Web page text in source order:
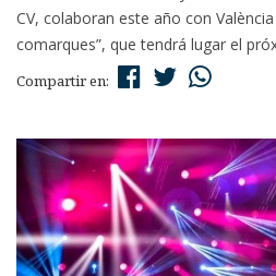
CV, colaboran este año con
comarques”, que tendrá lugar el
Compartir en: